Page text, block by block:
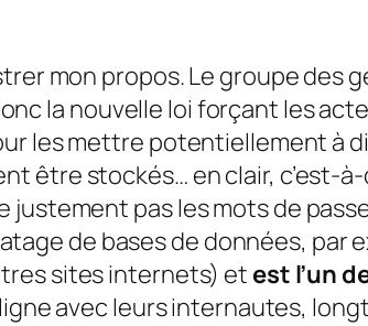
mon propos. Le groupe des
la nouvelle loi forçant les
les mettre potentiellement à
être stockés… en clair, c’est-
pas les mots de
de bases de données, par
sites internets) et est l’un
avec leurs internautes,